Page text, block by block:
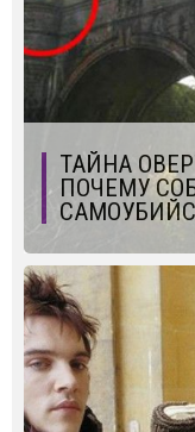
ТАЙНА
ПОЧЕМУ